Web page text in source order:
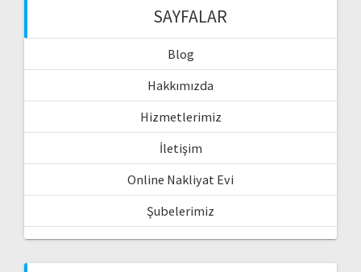
SAYFALAR
Blog
Hakkımızda
Hizmetlerimiz
İletişim
Online Nakliyat Evi
Şubelerimiz